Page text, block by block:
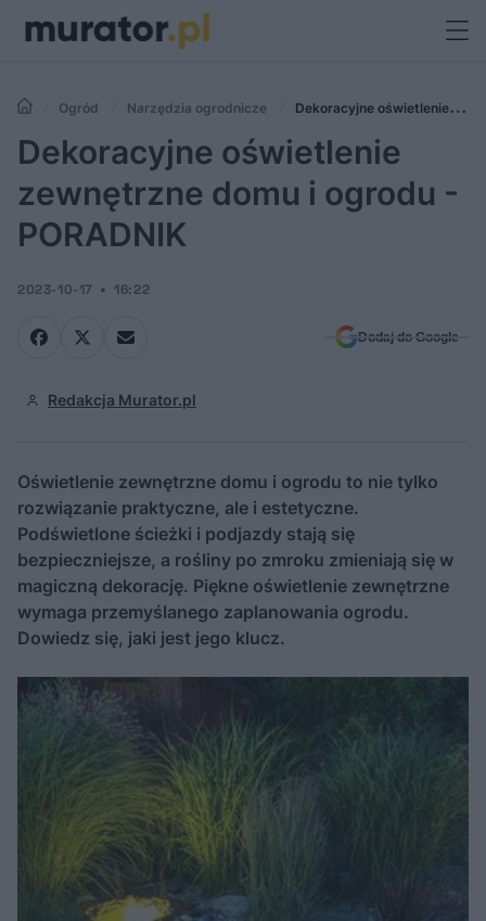
Ogród Narzędzia ogrodnicze
Dekoracyjne oświetlenie
zewnętrzne domu i ogrodu - PORADNIK
Dekoracyjne oświetlenie
zewnętrzne domu i ogrodu -
PORADNIK
2023-10-17 16:22
Dodaj do Google
Redakcja Murator.pl
Oświetlenie zewnętrzne domu i ogrodu to nie tylko
rozwiązanie praktyczne, ale i estetyczne.
Podświetlone ścieżki i podjazdy stają się
bezpieczniejsze, a rośliny po zmroku zmieniają się w
magiczną dekorację. Piękne oświetlenie zewnętrzne
wymaga przemyślanego zaplanowania ogrodu.
Dowiedz się, jaki jest jego klucz.